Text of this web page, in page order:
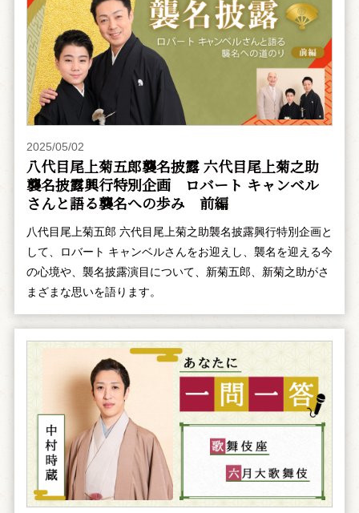
2025/05/02
八代目尾上菊五郎襲名披露 六代目尾上菊之助
襲名披露興行特別企画 ――ロバート キャンベル
さんと語る襲名への歩み 前編
八代目尾上菊五郎 六代目尾上菊之助襲名披露興行特別企画と
して、ロバート キャンベルさんをお迎えし、襲名を迎える今
の心境や、襲名披露演目について、新菊五郎、新菊之助がさ
まざまな思いを語ります。